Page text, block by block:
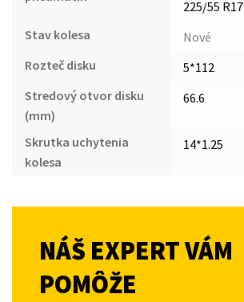
225/55 R17
Stav kolesa
Nové
Rozteč disku
5*112
Stredový otvor disku
(mm)
66.6
Skrutka uchytenia
kolesa
14*1.25
NÁŠ EXPERT VÁM
POMÔŽE